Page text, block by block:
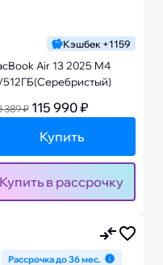
Кэшбек +1159
Air 13 2025 M4
512ГБ(Серебристый)
389 ₽ 115 990 ₽
Купить
Купить в рассрочку
Рассрочка до 36 мес.